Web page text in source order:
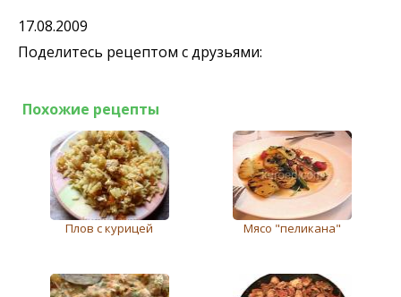
17.08.2009
Поделитесь рецептом с друзьями:
Похожие рецепты
Плов с курицей Мясо "пеликана"